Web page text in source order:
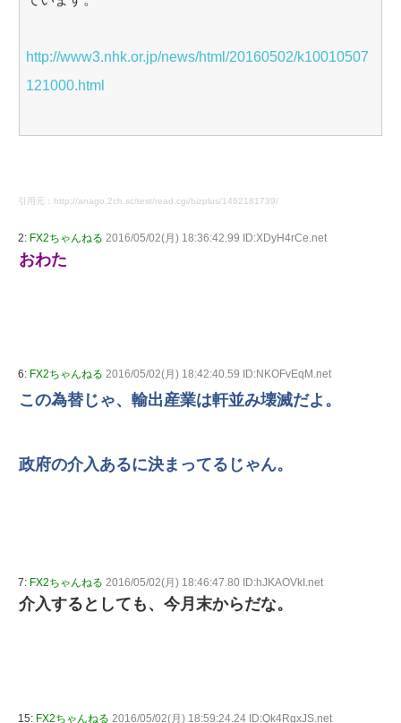
http://www3.nhk.or.jp/news/html/20160502/k10010507
121000.html
引用元：http://anago.2ch.sc/test/read.cgi/bizplus/1462181739/
2: FX2ちゃんねる 2016/05/02(月) 18:36:42.99 ID:XDyH4rCe.net
おわた
6: FX2ちゃんねる 2016/05/02(月) 18:42:40.59 ID:NKOFvEqM.net
この為替じゃ、輸出産業は軒並み壊滅だよ。
政府の介入あるに決まってるじゃん。
7: FX2ちゃんねる 2016/05/02(月) 18:46:47.80 ID:hJKAOVkI.net
介入するとしても、今月末からだな。
15: FX2ちゃんねる 2016/05/02(月) 18:59:24.24 ID:Qk4RgxJS.net